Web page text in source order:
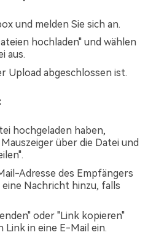
und melden Sie sich an.
hochladen" und wählen
aus.
Upload abgeschlossen ist.
hochgeladen haben,
über die Datei und
Adresse des Empfängers
Nachricht hinzu, falls
oder "Link kopieren"
Link in eine E-Mail ein.